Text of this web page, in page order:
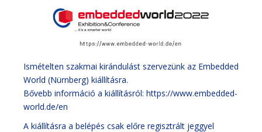
Ismételten szakmai kirándulást szervezünk az Embedded
World (Nürnberg) kiállításra.
Bővebb információ a kiállításról: https://www.embedded-
world.de/en
A kiállításra a belépés csak előre regisztrált jeggyel